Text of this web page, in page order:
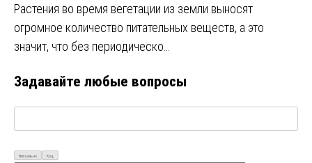
Растения во время вегетации из земли выносят
огромное количество питательных веществ, а это
значит, что без периодическо…
Задавайте любые вопросы
Визуально Код